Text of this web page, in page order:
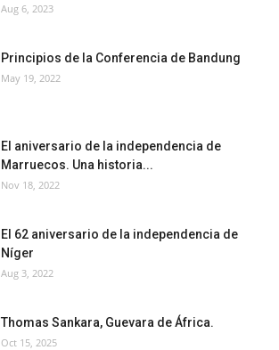
Aug 6, 2023
Principios de la Conferencia de Bandung
May 19, 2022
El aniversario de la independencia de
Marruecos. Una historia...
Nov 18, 2022
El 62 aniversario de la independencia de
Níger
Aug 3, 2022
Thomas Sankara, Guevara de África.
Oct 15, 2025